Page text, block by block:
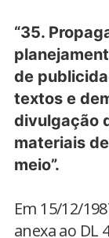
“35.
de
textos e
divulgação
materiais
meio”.
Em 15/12/
anexa ao DL